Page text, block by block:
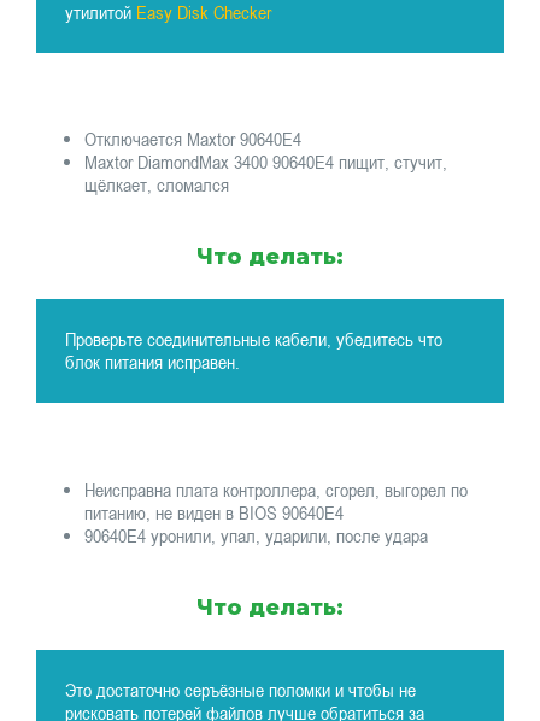
утилитой Easy Disk Checker
Отключается Maxtor 90640E4
Maxtor DiamondMax 3400 90640E4 пищит, стучит,
щёлкает, сломался
Что делать:
Проверьте соединительные кабели, убедитесь что
блок питания исправен.
Неисправна плата контроллера, сгорел, выгорел по
питанию, не виден в BIOS 90640E4
90640E4 уронили, упал, ударили, после удара
Что делать:
Это достаточно серъёзные поломки и чтобы не
рисковать потерей файлов лучше обратиться за